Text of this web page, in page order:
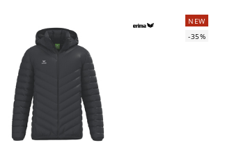
NEW
-35%